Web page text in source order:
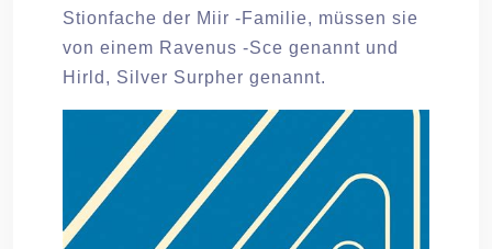
Stionfache der Miir -Familie, müssen sie
von einem Ravenus -Sce genannt und
Hirld, Silver Surpher genannt.